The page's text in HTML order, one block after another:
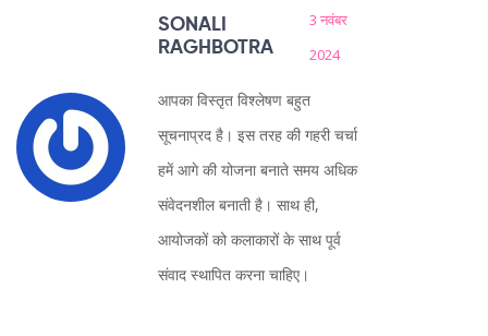
SONALI
RAGHBOTRA
3 नवंबर
2024
आपका विस्तृत विश्लेषण बहुत
सूचनाप्रद है। इस तरह की गहरी चर्चा
हमें आगे की योजना बनाते समय अधिक
संवेदनशील बनाती है। साथ ही,
आयोजकों को कलाकारों के साथ पूर्व
संवाद स्थापित करना चाहिए।